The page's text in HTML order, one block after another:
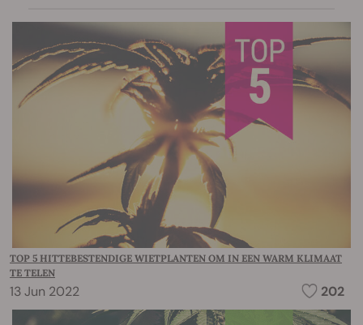
TOP 5 HITTEBESTENDIGE WIETPLANTEN OM IN EEN WARM KLIMAAT
TE TELEN
13 Jun 2022 202